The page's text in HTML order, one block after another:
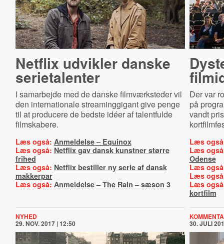
Netflix udvikler danske
serietalenter
I samarbejde med de danske filmværksteder vil
den internationale streaminggigant give penge
til at producere de bedste idéer af talentfulde
filmskabere.
Læs også: Anmeldelse – Equinox
Læs også: Netflix gav dansk kunstner større
frihed
Læs også: Netflix bestiller ny serie af dansk
makkerpar
Læs også: Anmeldelse – The Rain – sæson 3
Der var
på
vandt
Læs
Læs
Odense
Læs
Læs
Læs
kortfilm
NYHED
29. NOV. 2017 | 12:50 30. JULI